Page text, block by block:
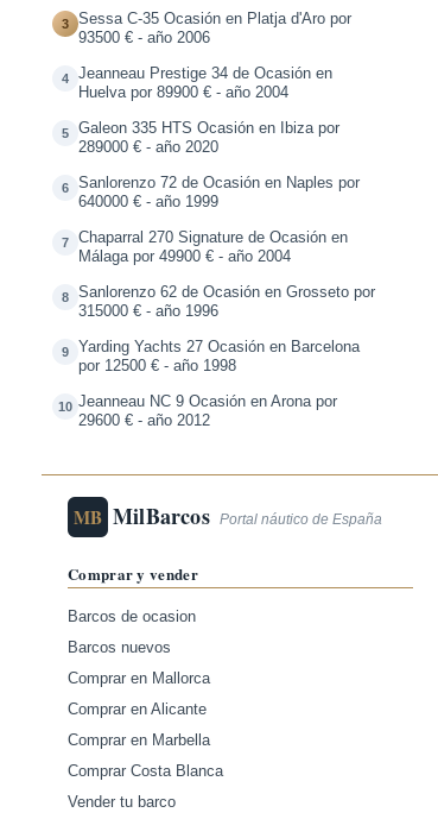
3
Sessa C-35 Ocasión en Platja d'Aro por
93500 € - año 2006
4
Jeanneau Prestige 34 de Ocasión en
Huelva por 89900 € - año 2004
5
Galeon 335 HTS Ocasión en Ibiza por
289000 € - año 2020
6
Sanlorenzo 72 de Ocasión en Naples por
640000 € - año 1999
7
Chaparral 270 Signature de Ocasión en
Málaga por 49900 € - año 2004
8
Sanlorenzo 62 de Ocasión en Grosseto por
315000 € - año 1996
9
Yarding Yachts 27 Ocasión en Barcelona
por 12500 € - año 1998
10 Jeanneau NC 9 Ocasión en Arona por
29600 € - año 2012
MB MilBarcos Portal náutico de España
Comprar y vender
Barcos de ocasion
Barcos nuevos
Comprar en Mallorca
Comprar en Alicante
Comprar en Marbella
Comprar Costa Blanca
Vender tu barco